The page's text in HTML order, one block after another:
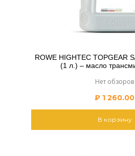
ROWE HIGHTEC TOPGEAR
(1 л.) – масло
Нет обзоров
₽ 1 260.00
В корзину